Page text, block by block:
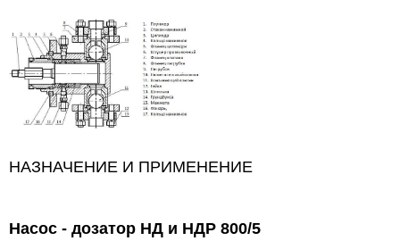
НАЗНАЧЕНИЕ И ПРИМЕНЕНИЕ
Насос - дозатор НД и НДР 800/5